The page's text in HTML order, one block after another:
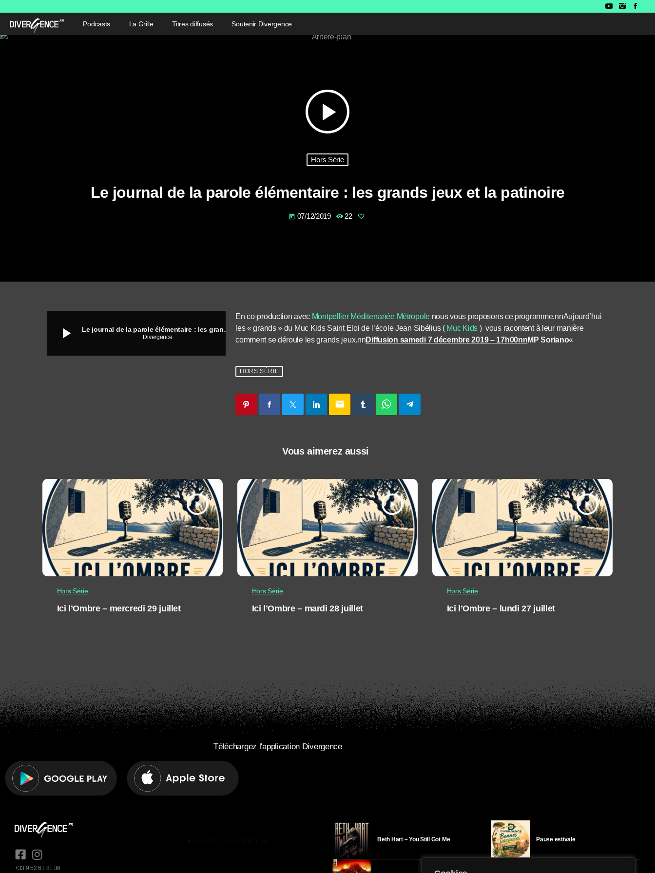
Podcasts La Grille Titres diffusés Soutenir Divergence
play_arrow
Hors Série
Le journal de la parole élémentaire : les grands jeux et la patinoire
today 07/12/2019 22
play_arrow Le journal de la parole élémentaire : les grands jeux et la patinoire
Divergence
En co-production avec Montpellier Méditerranée Métropolenous vous proposons ce programme.nnAujourd’hui
les « grands » du Muc Kids Saint Eloi de l’école Jean Sibélius ( Muc Kids ) vous racontent à leur manière
comment se déroule les grands jeux.nnDiffusion samedi 7 décembre 2019 – 17h00nnMP Soriano«
HORS SÉRIE
email
Vous aimerez aussi
play_arrow
Hors Série
Ici l’Ombre – mercredi 29 juillet
play_arrow
Hors Série
Ici l’Ombre – mardi 28 juillet
play_arrow
Hors Série
Ici l’Ombre – lundi 27 juillet
Téléchargez l'application Divergence
+33 9 52 61 81 36
Beth Hart – You Still Got Me Pause estivale